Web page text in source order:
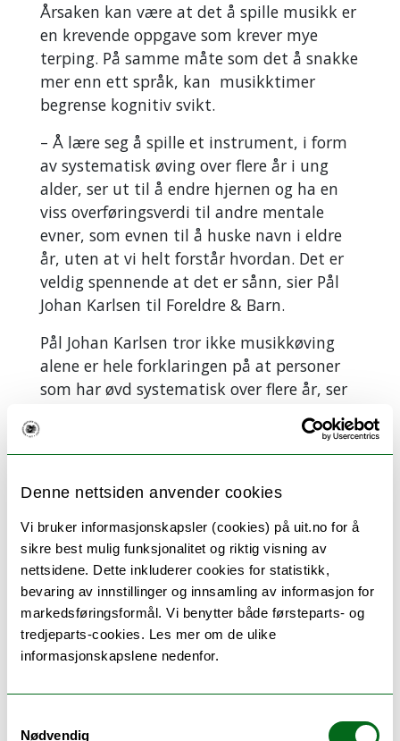
Denne nettsiden anvender cookies
Vi bruker informasjonskapsler (cookies) på uit.no for å
sikre best mulig funksjonalitet og riktig visning av
nettsidene. Dette inkluderer cookies for statistikk,
bevaring av innstillinger og innsamling av informasjon for
markedsføringsformål. Vi benytter både førsteparts- og
tredjeparts-cookies. Les mer om de ulike
informasjonskapslene nedenfor.
Nødvendig
Årsaken kan være at det å spille musikk er
en krevende oppgave som krever mye
terping. På samme måte som det å snakke
mer enn ett språk, kan musikktimer
begrense kognitiv svikt.
– Å lære seg å spille et instrument, i form
av systematisk øving over flere år i ung
alder, ser ut til å endre hjernen og ha en
viss overføringsverdi til andre mentale
evner, som evnen til å huske navn i eldre
år, uten at vi helt forstår hvordan. Det er
veldig spennende at det er sånn, sier Pål
Johan Karlsen til Foreldre & Barn.
Pål Johan Karlsen tror ikke musikkøving
alene er hele forklaringen på at personer
som har øvd systematisk over flere år, ser
ut til å få overlegen hukommelse. Bedre
hukommelse hos personer som har øvd
mye musikk kan også henge sammen med
livsstil og biologisk utgangspunkt.
Les også: Diabetes kan gi dårligere
hukommelse
Som å lære et nytt språk
– Det er nok slik at visse personligheter
tiltrekkes systematisk musikkøving, og
personer fra bestemte sosioøkonomiske
forklaringen. Øvingen i seg selv forklarer